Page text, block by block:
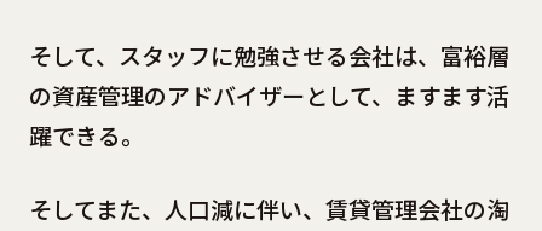
そして、スタッフに勉強させる会社は、富裕層
の資産管理のアドバイザーとして、ますます活
躍できる。
そしてまた、人口減に伴い、賃貸管理会社の淘